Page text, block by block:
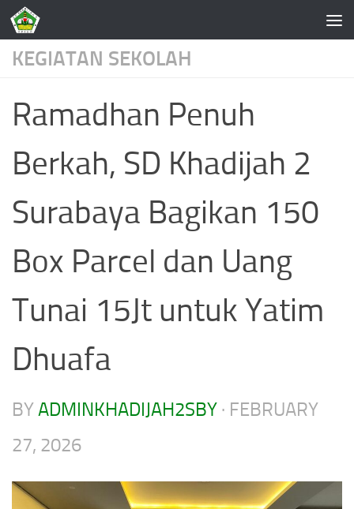
Skip to content
KEGIATAN SEKOLAH
Ramadhan Penuh
Berkah, SD Khadijah 2
Surabaya Bagikan 150
Box Parcel dan Uang
Tunai 15Jt untuk Yatim
Dhuafa
BYADMINKHADIJAH2SBY · FEBRUARY
27, 2026